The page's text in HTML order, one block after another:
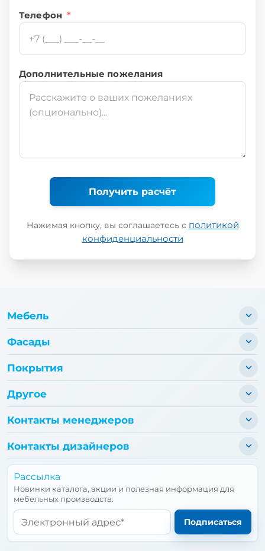
Телефон *
Дополнительные пожелания
Получить расчёт
Нажимая кнопку, вы соглашаетесь с политикой
конфиденциальности
Мебель
Фасады
Покрытия
Другое
Контакты менеджеров
Контакты дизайнеров
Рассылка
Новинки каталога, акции и полезная информация для
мебельных производств.
Email* Подписаться